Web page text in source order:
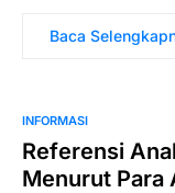
Baca
INFORMASI
Referensi
Menurut Para